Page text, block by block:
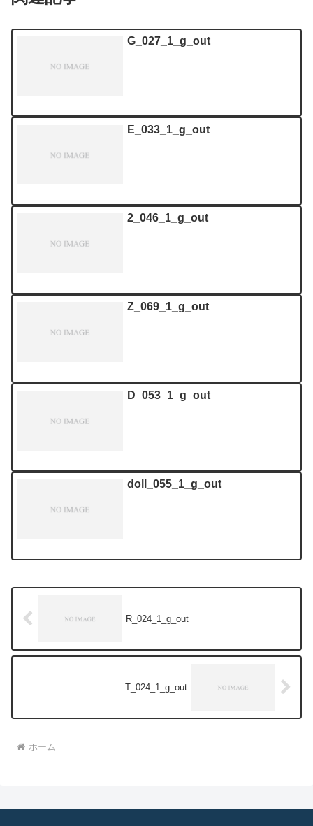
G_027_1_g_out
E_033_1_g_out
2_046_1_g_out
Z_069_1_g_out
D_053_1_g_out
doll_055_1_g_out
R_024_1_g_out
T_024_1_g_out
ホーム